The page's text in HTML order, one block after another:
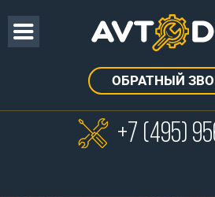
+7 (495)
ОБРАТНЫЙ